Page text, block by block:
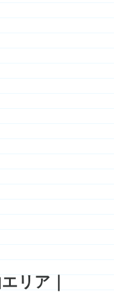
リア｜